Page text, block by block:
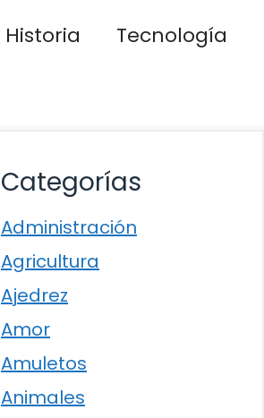
Historia
Tecnología
Categorías
Administración
Agricultura
Ajedrez
Amor
Amuletos
Animales